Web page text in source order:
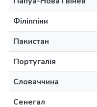
Філіппіни
Пакистан
Португалія
Словаччина
Сенегал